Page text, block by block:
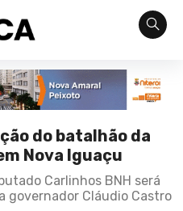
do batalhão da
Nova Iguaçu
Carlinhos BNH será
governador Cláudio Castro